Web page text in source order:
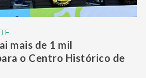
mais de 1 mil
o Centro Histórico de